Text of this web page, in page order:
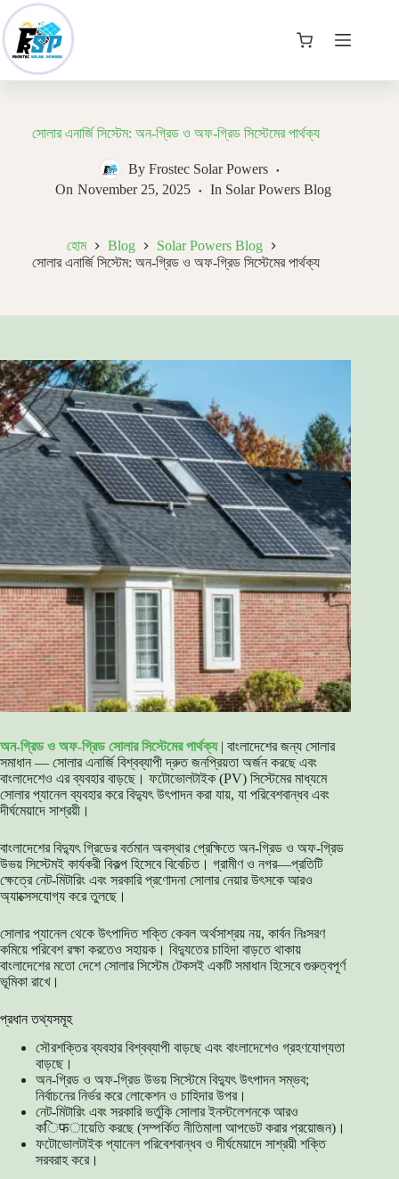
Skip
to
content
কার্ট
সোলার এনার্জি সিস্টেম: অন-গ্রিড ও অফ-গ্রিড সিস্টেমের পার্থক্য
By Frostec Solar Powers
On November 25, 2025 In Solar Powers Blog
হোম Blog
Solar Powers Blog
সোলার এনার্জি সিস্টেম: অন-গ্রিড ও অফ-গ্রিড সিস্টেমের পার্থক্য
অন-গ্রিড ও অফ-গ্রিড সোলার সিস্টেমের পার্থক্য| বাংলাদেশের জন্য সোলার
সমাধান — সোলার এনার্জি বিশ্বব্যাপী দ্রুত জনপ্রিয়তা অর্জন করছে এবং
বাংলাদেশেও এর ব্যবহার বাড়ছে। ফটোভোলটাইক (PV) সিস্টেমের মাধ্যমে
সোলার প্যানেল ব্যবহার করে বিদ্যুৎ উৎপাদন করা যায়, যা পরিবেশবান্ধব এবং
দীর্ঘমেয়াদে সাশ্রয়ী।
বাংলাদেশের বিদ্যুৎ গ্রিডের বর্তমান অবস্থার প্রেক্ষিতে অন-গ্রিড ও অফ-গ্রিড
উভয় সিস্টেমই কার্যকরী বিকল্প হিসেবে বিবেচিত। গ্রামীণ ও নগর—প্রতিটি
ক্ষেত্রে নেট-মিটারিং এবং সরকারি প্রণোদনা সোলার নেয়ার উৎসকে আরও
অ্যাক্সেসযোগ্য করে তুলছে।
সোলার প্যানেল থেকে উৎপাদিত শক্তি কেবল অর্থসাশ্রয় নয়, কার্বন নিঃসরণ
কমিয়ে পরিবেশ রক্ষা করতেও সহায়ক। বিদ্যুতের চাহিদা বাড়তে থাকায়
বাংলাদেশের মতো দেশে সোলার সিস্টেম টেকসই একটি সমাধান হিসেবে গুরুত্বপূর্ণ
ভূমিকা রাখে।
প্রধান তথ্যসমূহ
সৌরশক্তির ব্যবহার বিশ্বব্যাপী বাড়ছে এবং বাংলাদেশেও গ্রহণযোগ্যতা
বাড়ছে।
অন-গ্রিড ও অফ-গ্রিড উভয় সিস্টেমে বিদ্যুৎ উৎপাদন সম্ভব;
নির্বাচনের নির্ভর করে লোকেশন ও চাহিদার উপর।
নেট-মিটারিং এবং সরকারি ভর্তুকি সোলার ইনস্টলেশনকে আরও
কिफায়েতি করছে (সম্পর্কিত নীতিমালা আপডেট করার প্রয়োজন)।
ফটোভোলটাইক প্যানেল পরিবেশবান্ধব ও দীর্ঘমেয়াদে সাশ্রয়ী শক্তি
সরবরাহ করে।